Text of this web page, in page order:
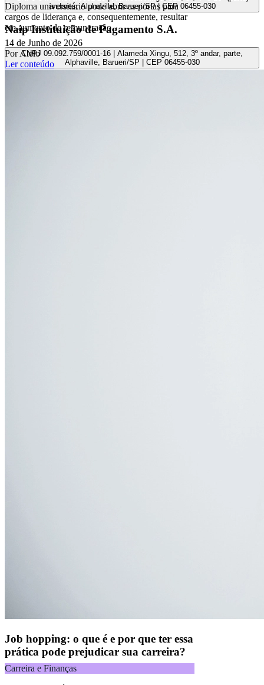
Diploma universitário pode abrir as portas para
cargos de liderança e, consequentemente, resultar
em aumento de remuneração.
14 de Junho de 2026
Por Alelo
Ler conteúdo
Job hopping: o que é e por que ter essa
prática pode prejudicar sua carreira?
Carreira e Finanças
andares, Alphaville, Barueri/SP | CEP 06455-030
Naip Instituição de Pagamento S.A.
CNPJ 09.092.759/0001-16 | Alameda Xingu, 512, 3º andar, parte,
Alphaville, Barueri/SP | CEP 06455-030